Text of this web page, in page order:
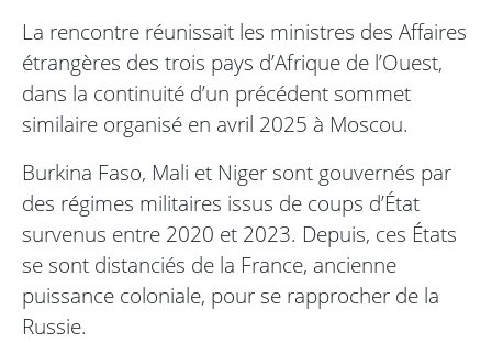
La rencontre réunissait les ministres des Affaires
étrangères des trois pays d’Afrique de l’Ouest,
dans la continuité d’un précédent sommet
similaire organisé en avril 2025 à Moscou.
Burkina Faso, Mali et Niger sont gouvernés par
des régimes militaires issus de coups d’État
survenus entre 2020 et 2023. Depuis, ces États
se sont distanciés de la France, ancienne
puissance coloniale, pour se rapprocher de la
Russie.